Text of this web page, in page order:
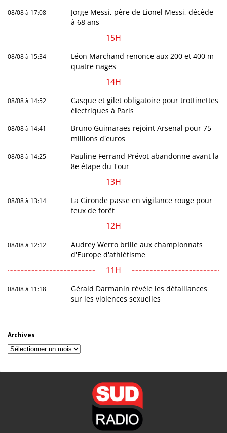
08/08 à 17:08
Jorge Messi, père de Lionel Messi, décède
à 68 ans
15H
08/08 à 15:34
Léon Marchand renonce aux 200 et 400 m
quatre nages
14H
08/08 à 14:52
Casque et gilet obligatoire pour trottinettes
électriques à Paris
08/08 à 14:41
Bruno Guimaraes rejoint Arsenal pour 75
millions d'euros
08/08 à 14:25
Pauline Ferrand-Prévot abandonne avant la
8e étape du Tour
13H
08/08 à 13:14
La Gironde passe en vigilance rouge pour
feux de forêt
12H
08/08 à 12:12
Audrey Werro brille aux championnats
d'Europe d'athlétisme
11H
08/08 à 11:18
Gérald Darmanin révèle les défaillances
sur les violences sexuelles
Archives
Archives